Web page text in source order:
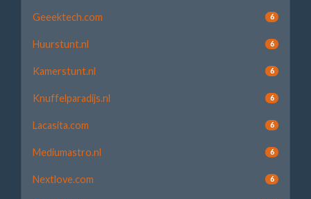
Geeektech.com 6
Huurstunt.nl 6
Kamerstunt.nl 6
Knuffelparadijs.nl 6
Lacasita.com 6
Mediumastro.nl 6
Nextlove.com 6